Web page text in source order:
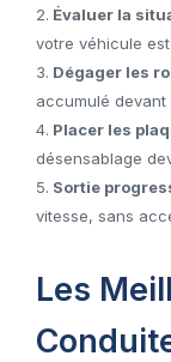
Évaluer la
votre véhicule
Dégager les
accumulé
Placer les
désensablage
Sortie
vitesse, sans
Les